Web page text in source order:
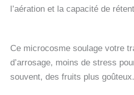
l’aération et la capacité de
Ce microcosme soulage votre
d’arrosage, moins de stress
souvent, des fruits plus goûteux.